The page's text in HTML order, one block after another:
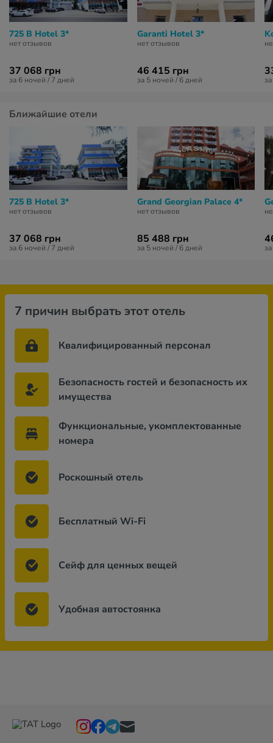
725 B Hotel 3*
нет отзывов
37 068 грн
за 6 ночей / 7 дней
Garanti Hotel 3*
нет отзывов
46 415 грн
за 5 ночей / 6 дней
Ближайшие отели
725 B Hotel 3*
нет отзывов
37 068 грн
за 6 ночей / 7 дней
Grand Georgian Palace 4*
нет отзывов
85 488 грн
за 5 ночей / 6 дней
7 причин выбрать этот отель
Квалифицированный персонал
Безопасность гостей и безопасность их
имущества
Функциональные, укомплектованные
номера
Роскошный отель
Бесплатный Wi-Fi
Сейф для ценных вещей
Удобная автостоянка